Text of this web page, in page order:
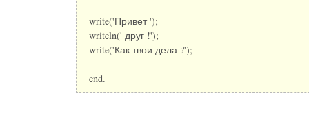
write('Привет ');
writeln(' друг !');
write('Как твои дела ?');
end.